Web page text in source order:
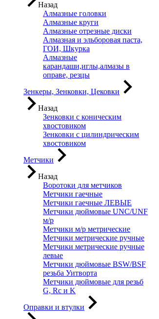
Назад
Алмазные головки
Алмазные круги
Алмазные отрезные диски
Алмазная и эльборовая паста,
ГОИ, Шкурка
Алмазные
карандаши,иглы,алмазы в
оправе, резцы
Зенкеры, Зенковки, Цековки
Назад
Зенковки с коническим
хвостовиком
Зенковки с цилиндрическим
хвостовиком
Метчики
Назад
Воротоки для метчиков
Метчики гаечные
Метчики гаечные ЛЕВЫЕ
Метчики дюймовые UNC/UNF
м/р
Метчики м/р метрические
Метчики метрические ручные
Метчики метрические ручные
левые
Метчики дюймовые BSW/BSF
резьба Уитворта
Метчики дюймовые для резьб
G, Rc и K
Оправки и втулки